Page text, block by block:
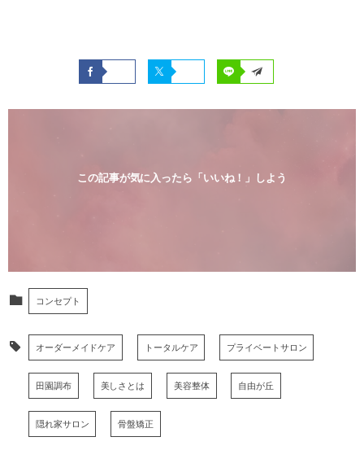
この記事が気に入ったら「いいね！」しよう
コンセプト
オーダーメイドケア トータルケア プライベートサロン
田園調布 美しさとは 美容整体 自由が丘
隠れ家サロン 骨盤矯正